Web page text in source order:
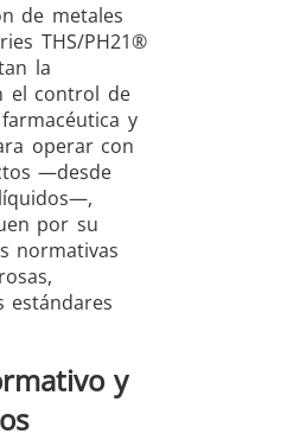
SCOPE
de metales
THS/PH21®
la
el control de
y
operar con
—desde
por su
normativas
estándares
y